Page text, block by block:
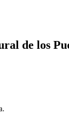
de los